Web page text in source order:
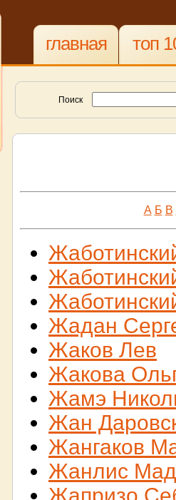
главная топ
Поиск
А Б В
Жадан
Жаков Лев
Жакова
Жамэ
Жан
Жангаков
Жанлис